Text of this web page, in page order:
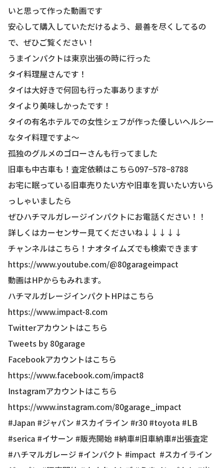
いと思って作った動画です
安心して購入していただけるよう、最善を尽くしてるの
で、ぜひご覧ください！
うまインパクトは東京出張の時に行った
タイ料理屋さんです！
タイは大好きで何回も行った事ありますが
タイより美味しかったです！
タイの有名ホテルでの女性シェフが作った優しいヘルシー
なタイ料理ですよ〜
孤独のグルメのゴローさんも行ってました
旧車も中古車も！査定依頼はこちら097−578−8788
お宅に眠っている旧車売りたい方や旧車を買いたい方いら
っしゃいましたら
ぜひハチマルガレージインパクトにお電話ください！！
詳しくはカーセンサー見てくださいね↓↓↓↓↓
チャンネルはこちら！ナオタイムズでも検索できます
https://www.youtube.com/@80garageimpact
動画はHPからもみれます。
ハチマルガレージインパクトHPはこちら
https://www.impact-8.com
Twitterアカウントはこちら
Tweets by 80garage
Facebookアカウントはこちら
https://www.facebook.com/impact8
Instagramアカウントはこちら
https://www.instagram.com/80garage_impact
#Japan #ジャパン #スカイライン #r30 #toyota #LB
#serica #イサーン #販売開始 #納車#旧車納車#出張査定
#ハチマルガレージ #インパクト #impact #スカイライン